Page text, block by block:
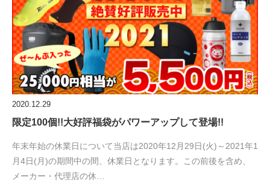
2020.12.29
限定100個!!大好評福袋がパワーアップして登場!!
年末年始の休業日について当店は2020年12月29日(火)～2021年1
月4日(月)の期間中の間、休業日となります。この前後を含め、
メーカー・代理店の休…